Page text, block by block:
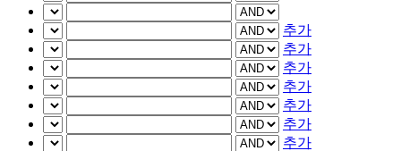
추가
추가
추가
추가
추가
추가
추가